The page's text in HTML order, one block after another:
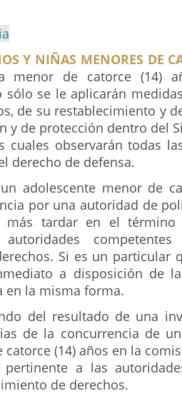
Y NIÑAS MENORES DE
menor de catorce (14)
se le aplicarán
de su restablecimiento y
y de protección dentro del
cuales observarán todas
derecho de defensa.
adolescente menor de
por una autoridad de
más tardar en el
Si es un particular
a disposición de
en la misma forma.
del resultado de una
de la concurrencia de
(14) años en la
a las
de derechos.